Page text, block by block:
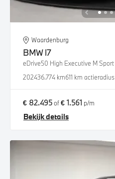
Waardenburg
BMW i7
eDrive50 High Executive M Sport
202436.774 km611 km actieradius
€ 82.495of€ 1.561 p/m
Bekijk details